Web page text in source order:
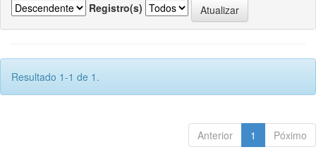
Registro(s)
Resultado 1-1 de 1.
Anterior 1 Póximo